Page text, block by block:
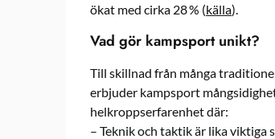
ökat med cirka 28 % (källa).
Vad gör kampsport unikt?
Till skillnad från många
erbjuder kampsport
helkroppserfarenhet där:
– Teknik och taktik är lika viktiga